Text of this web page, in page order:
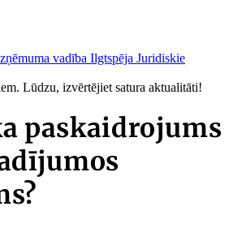
vadība Ilgtspēja Juridiskie
Lūdzu, izvērtējiet satura aktualitāti!
paskaidrojums